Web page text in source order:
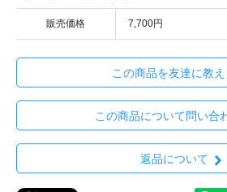
販売価格 7,700円
この商品を友達に教え
この商品について問い合
返品について